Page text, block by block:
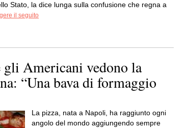
Stato, la dice lunga sulla confusione che regna a
il seguito
gli Americani vedono la
“Una bava di formaggio
La pizza, nata a Napoli, ha raggiunto ogni
angolo del mondo aggiungendo sempre